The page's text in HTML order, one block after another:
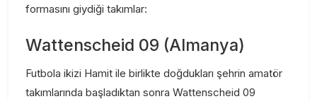
formasını giydiği takımlar:
Wattenscheid 09 (Almanya)
Futbola ikizi Hamit ile birlikte doğdukları şehrin amatör
takımlarında başladıktan sonra Wattenscheid 09